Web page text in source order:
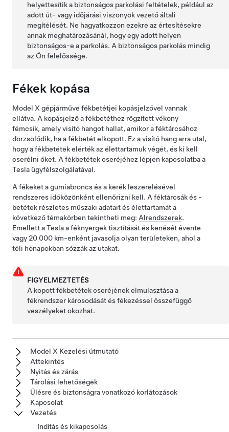
helyettesítik a biztonságos parkolási feltételek, például az
adott út- vagy időjárási viszonyok vezető általi
megítélését. Ne hagyatkozzon ezekre az értesítésekre
annak meghatározásánál, hogy egy adott helyen
biztonságos-e a parkolás. A biztonságos parkolás mindig
az Ön felelőssége.
Fékek kopása
Model X gépjárműve fékbetétjei kopásjelzővel vannak
ellátva. A kopásjelző a fékbetéthez rögzített vékony
fémcsík, amely visító hangot hallat, amikor a féktárcsához
dörzsölődik, ha a fékbetét elkopott. Ez a visító hang arra utal,
hogy a fékbetétek elérték az élettartamuk végét, és ki kell
cserélni őket. A fékbetétek cseréjéhez lépjen kapcsolatba a
Tesla ügyfélszolgálatával.
A fékeket a gumiabroncs és a kerék leszerelésével
rendszeres időközönként ellenőrizni kell. A féktárcsák és -
betétek részletes műszaki adatait és élettartamát a
következő témakörben tekintheti meg: Alrendszerek.
Emellett a Tesla a féknyergek tisztításátés kenésétévente
vagy20 000 km-enként javasolja olyan területeken, ahol a
téli hónapokban sózzák az utakat.
FIGYELMEZTETÉS
A kopott fékbetétek cseréjének elmulasztása a
fékrendszer károsodását és fékezéssel összefüggő
veszélyeket okozhat.
Model X Kezelési útmutató
Áttekintés
Nyitás és zárás
Tárolási lehetőségek
Ülésre és biztonságra vonatkozó korlátozások
Kapcsolat
Vezetés
Indítás és kikapcsolás